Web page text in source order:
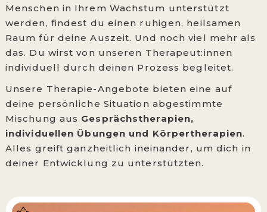
Menschen in Ihrem Wachstum unterstützt
werden, findest du einen ruhigen, heilsamen
Raum für deine Auszeit. Und noch viel mehr als
das. Du wirst von unseren Therapeut:innen
individuell durch deinen Prozess begleitet.
Unsere Therapie-Angebote bieten eine auf
deine persönliche Situation abgestimmte
Mischung aus Gesprächstherapien,
individuellen Übungen und Körpertherapien.
Alles greift ganzheitlich ineinander, um dich in
deiner Entwicklung zu unterstützten.